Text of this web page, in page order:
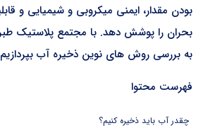
بودن مقدار، ایمنی میکروبی و شیمیایی و
بحران را پوشش دهد. با مجتمع پلاستیک
به بررسی روش های نوین ذخیره آب
فهرست محتوا
چقدر آب باید ذخیره کنیم؟